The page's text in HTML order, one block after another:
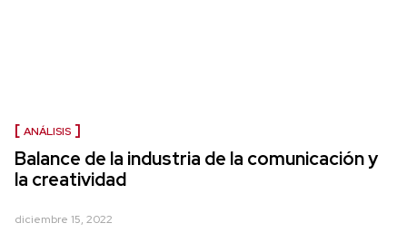
ANÁLISIS
Balance de la industria de la comunicación y
la creatividad
diciembre 15, 2022